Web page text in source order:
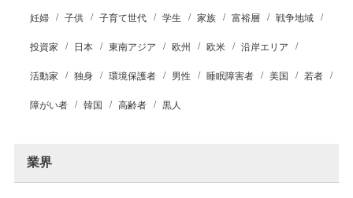
妊婦 子供 子育て世代 学生 家族 富裕層 戦争地域
投資家 日本 東南アジア 欧州 欧米 沿岸エリア
活動家 独身 環境保護者 男性 睡眠障害者 美国 若者
障がい者 韓国 高齢者 黒人
業界